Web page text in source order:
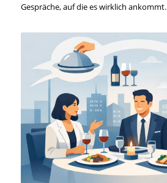
Gespräche, auf die es wirklich ankommt.